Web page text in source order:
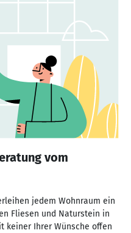
vom
jedem Wohnraum ein
Fliesen und Naturstein in
keiner Ihrer Wünsche offen